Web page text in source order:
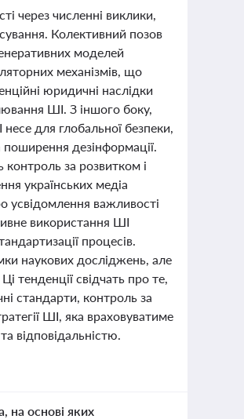
через численні виклики,
Колективний позов
моделей
механізмів, що
юридичні наслідки
ШІ. З іншого боку,
для глобальної безпеки,
дезінформації.
контроль за розвитком і
українських медіа
усвідомлення важливості
використання ШІ
процесів.
наукових досліджень, але
тенденції свідчать про те,
стандарти, контроль за
ШІ, яка враховуватиме
відповідальністю.
на основі яких